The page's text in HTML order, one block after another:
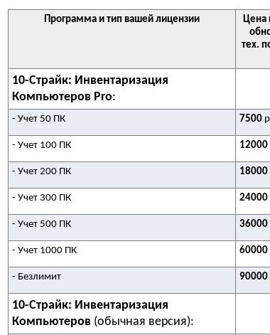
Программа и тип вашей лицензии
Цена
тех.
10-Страйк: Инвентаризация
Компьютеров Pro:
- Учет 50 ПК 7500
- Учет 100 ПК 12000
- Учет 200 ПК 18000
- Учет 300 ПК 24000
- Учет 500 ПК 36000
- Учет 1000 ПК 60000
- Безлимит 90000
10-Страйк: Инвентаризация
Компьютеров (обычная версия):